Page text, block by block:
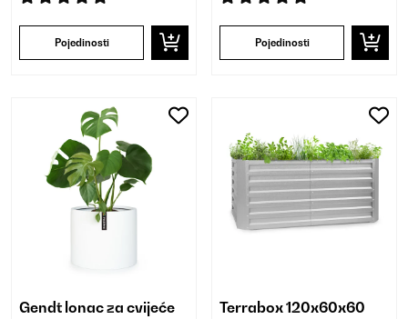
Pojedinosti Pojedinosti
Gendt lonac za cvijeće
Terrabox 120x60x60